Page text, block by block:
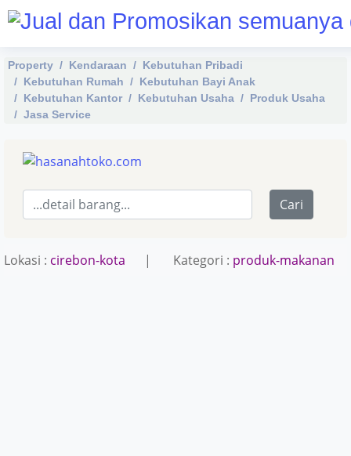
Property Kendaraan
Kebutuhan Pribadi
Kebutuhan Rumah
Kebutuhan Bayi Anak
Kebutuhan Kantor
Kebutuhan Usaha
Produk Usaha
Jasa Service
Cari
Lokasi : cirebon-kota | Kategori : produk-makanan